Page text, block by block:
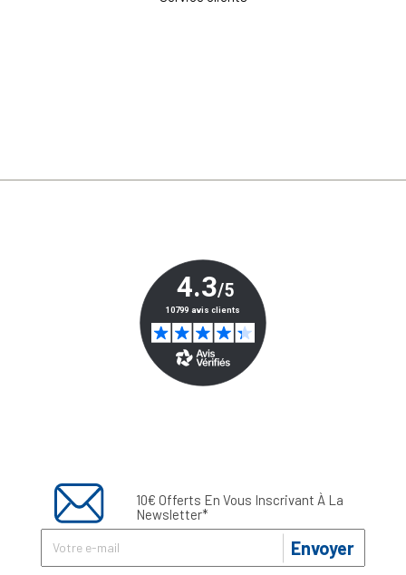
10€ Offerts En Vous Inscrivant À La
Newsletter*
Envoyer